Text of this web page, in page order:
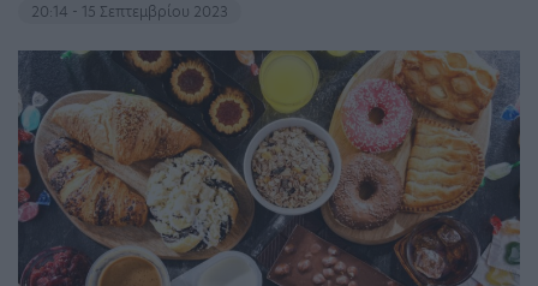
20:14 - 15 Σεπτεμβρίου 2023